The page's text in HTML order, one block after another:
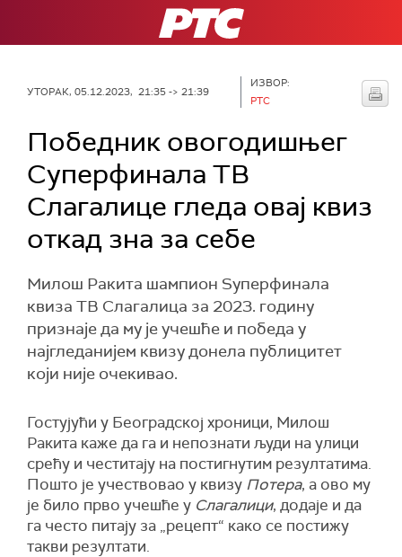
РТС
УТОРАК, 05.12.2023, 21:35 -> 21:39
ИЗВОР:
РТС
Победник овогодишњег
Суперфинала ТВ
Слагалице гледа овај квиз
откад зна за себе
Милош Ракита шампион Sуперфинала
квиза ТВ Слагалица за 2023. годину
признаје да му је учешће и победа у
најгледанијем квизу донела публицитет
који није очекивао.
Гостујући у Београдској хроници, Милош
Ракита каже да га и непознати људи на улици
срећу и честитају на постигнутим резултатима.
Пошто је учествовао у квизу Потера, а ово му
је било прво учешће у Слагалици, додаје и да
га често питају за „рецепт“ како се постижу
такви резултати.